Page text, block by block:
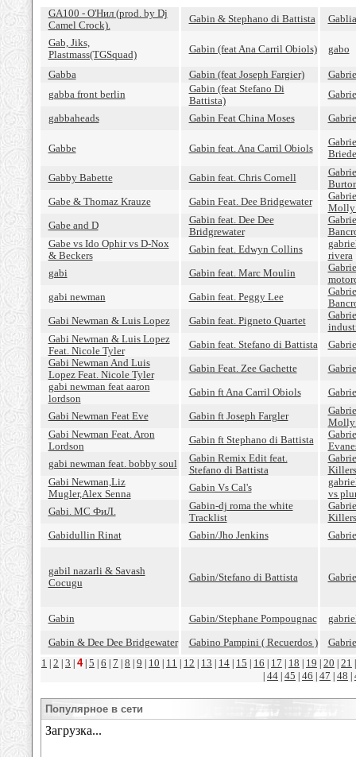
GA100 - О'Нил (prod. by Dj
Camel Crock).
Gabin & Stephano di Battista
Gablia
Gab, Jiks,
Plastmass(TGSquad)
Gabin (feat Ana Carril Obiols) gabo
Gabba Gabin (feat Joseph Fargier)
gabba front berlin
Gabin (feat Stefano Di
Battista)
gabbaheads
Gabin Feat China Moses
Gabbe Gabin feat. Ana Carril Obiols
Gabby Babette
Gabin feat. Chris Cornell
Gabe & Thomaz Krauze
Gabin Feat. Dee Bridgewater
Molly
Gabe and D
Gabin feat. Dee Dee
Bridgrewater
Gabe vs Ido Ophir vs D-Nox
& Beckers
Gabin feat. Edwyn Collins
rivera
gabi
Gabin feat. Marc Moulin
gabi newman
Gabin feat. Peggy Lee
Gabi Newman & Luis Lopez
Gabin feat. Pigneto Quartet
Gabi Newman & Luis Lopez
Feat. Nicole Tyler
Gabin feat. Stefano di Battista
Gabi Newman And Luis
Lopez Feat. Nicole Tyler
Gabin Feat. Zee Gachette
gabi newman feat aaron
lordson
Gabin ft Ana Carril Obiols
Gabi Newman Feat Eve
Gabin ft Joseph Fargler
Molly
Gabi Newman Feat. Aron
Lordson
Gabin ft Stephano di Battista
gabi newman feat. bobby soul
Gabin Remix Edit feat.
Stefano di Battista
Gabi Newman,Liz
Mugler,Alex Senna
Gabin Vs Cal's
vs
Gabi. МС ФиЛ.
Gabin-dj roma the white
Tracklist
Killers
Gabidullin Rinat
Gabin/Jho Jenkins
gabil nazarli & Savash
Cocugu
Gabin/Stefano di Battista
Gabin Gabin/Stephane Pompougnac
Gabin & Dee Dee Bridgewater
Gabino Pampini ( Recuerdos )
1 2 3 4| 5 6 7 8 9 10 11 12 13 14 15 16 17 18 19 20 21
44 45 46 47 48
Популярное в сети